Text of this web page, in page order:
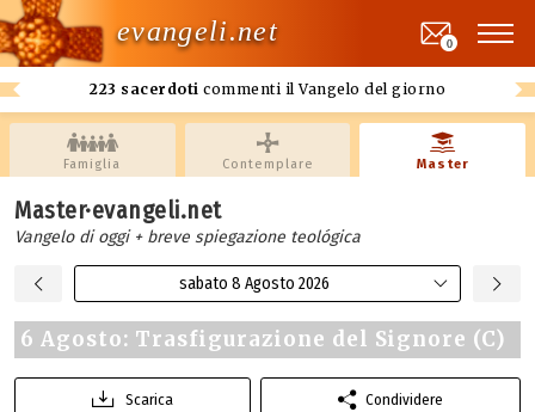
evangeli.net
223 sacerdoti commenti il Vangelo del giorno
0
Famiglia Contemplare Master
Master·evangeli.net
Vangelo di oggi + breve spiegazione teológica
sabato 8 Agosto 2026
6 Agosto: Trasfigurazione del Signore (C)
Scarica Condividere